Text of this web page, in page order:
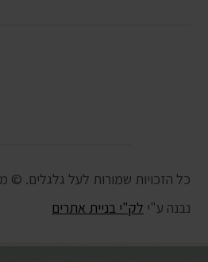
כל הזכויות שמורות לעל גלגלים. © מאז
נבנה ע"י לק"י בניית אתרים